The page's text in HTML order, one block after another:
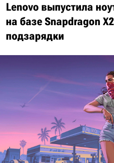
Lenovo выпустила
на базе Snapdragon
подзарядки